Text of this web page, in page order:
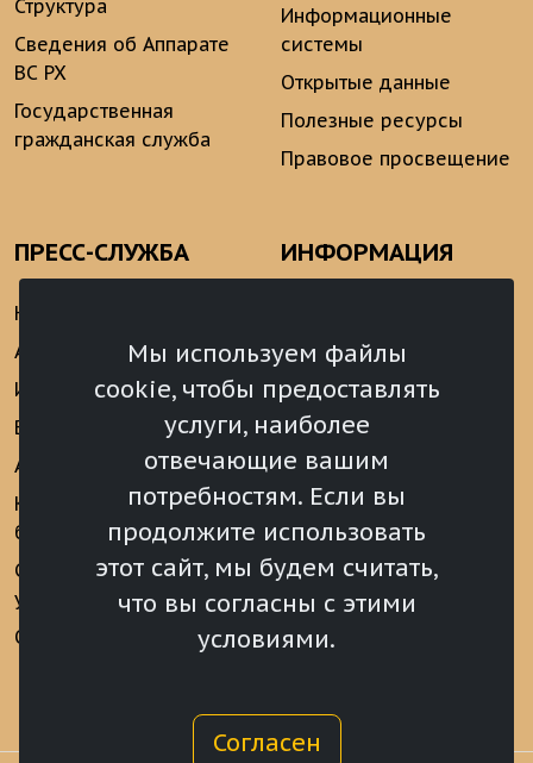
Мы используем файлы
cookie, чтобы предоставлять
услуги, наиболее
отвечающие вашим
потребностям. Если вы
продолжите использовать
этот сайт, мы будем считать,
что вы согласны с этими
условиями.
Согласен
Структура
Сведения об Аппарате
ВС РХ
Государственная
гражданская служба
Информационные
системы
Открытые данные
Полезные ресурсы
Правовое просвещение
ПРЕСС-СЛУЖБА
Новости
Анонсы
Интервью
Видеоматериалы
Аккредитация
Конкурс «Хрустальный
барс»
Сведения о СМИ
учрежденных ВС РХ
Опросы и голосования
ИНФОРМАЦИЯ
аналитические
материалы
Реализация Послания
Президента РФ
Федеральному
Собранию РФ
Местное
самоуправление
Финансы
Награды